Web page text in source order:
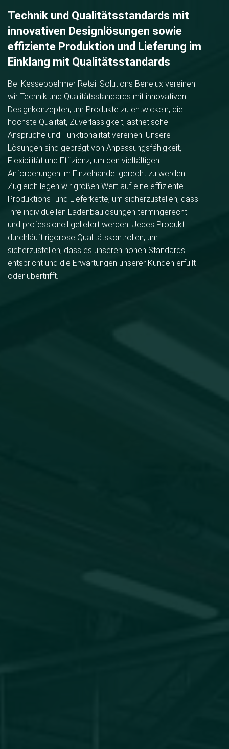
Technik und Qualitätsstandards mit
innovativen Designlösungen sowie
effiziente Produktion und Lieferung im
Einklang mit Qualitätsstandards
Bei Kesseboehmer Retail Solutions Benelux vereinen
wir Technik und Qualitätsstandards mit innovativen
Designkonzepten, um Produkte zu entwickeln, die
höchste Qualität, Zuverlässigkeit, ästhetische
Ansprüche und Funktionalität vereinen. Unsere
Lösungen sind geprägt von Anpassungsfähigkeit,
Flexibilität und Effizienz, um den vielfältigen
Anforderungen im Einzelhandel gerecht zu werden.
Zugleich legen wir großen Wert auf eine effiziente
Produktions- und Lieferkette, um sicherzustellen, dass
Ihre individuellen Ladenbaulösungen termingerecht
und professionell geliefert werden. Jedes Produkt
durchläuft rigorose Qualitätskontrollen, um
sicherzustellen, dass es unseren hohen Standards
entspricht und die Erwartungen unserer Kunden erfüllt
oder übertrifft.